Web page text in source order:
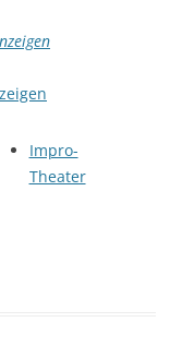
Impro-
Theater